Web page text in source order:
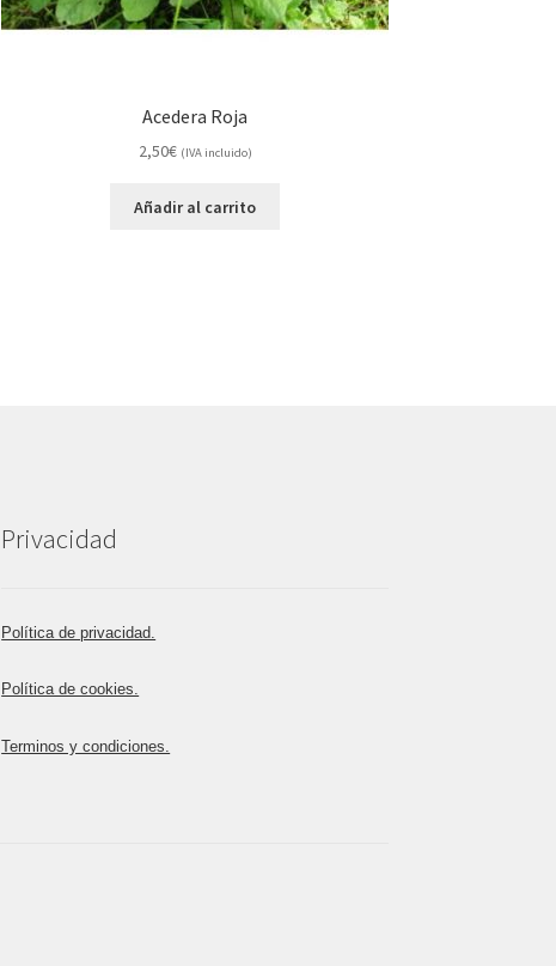
Acedera Roja
2,50€ (IVA incluido)
Añadir al carrito
Privacidad
Política de privacidad.
Política de cookies.
Terminos y condiciones.